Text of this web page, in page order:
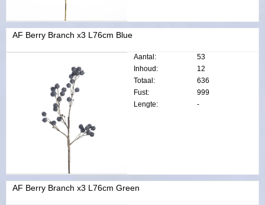
AF Berry Branch x3 L76cm Blue
Aantal:
53
Inhoud:
12
Totaal:
636
Fust:
999
Lengte:
-
AF Berry Branch x3 L76cm Green